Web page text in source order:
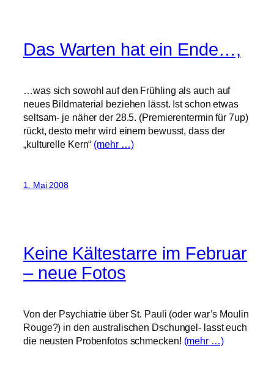
Das Warten hat ein Ende…,
…was sich sowohl auf den Frühling als auch auf
neues Bildmaterial beziehen lässt. Ist schon etwas
seltsam- je näher der 28.5. (Premierentermin für 7up)
rückt, desto mehr wird einem bewusst, dass der
„kulturelle Kern“ (mehr …)
1. Mai 2008
Keine Kältestarre im Februar
– neue Fotos
Von der Psychiatrie über St. Pauli (oder war’s Moulin
Rouge?) in den australischen Dschungel- lasst euch
die neusten Probenfotos schmecken! (mehr …)